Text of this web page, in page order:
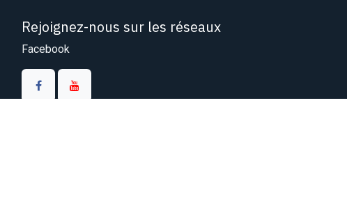
Rejoignez-nous sur les réseaux
Facebook